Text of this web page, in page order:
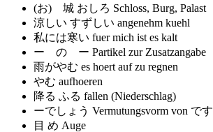
(お) 城 おしろ Schloss, Burg, Palast
涼しい すずしい angenehm kuehl
私には寒い fuer mich ist es kalt
ー の ー Partikel zur Zusatzangabe
雨がやむ es hoert auf zu regnen
やむ aufhoeren
降る ふる fallen (Niederschlag)
ーでしょう Vermutungsvorm von です
目 め Auge